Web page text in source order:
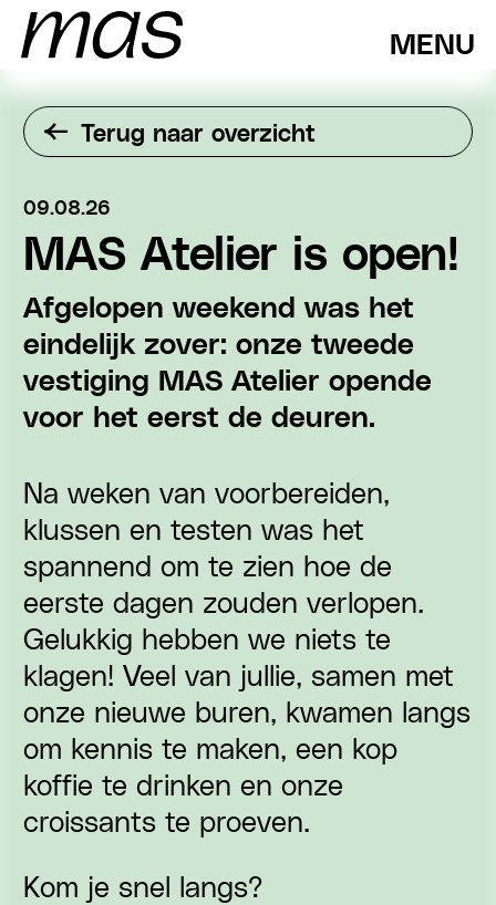
MENU
Terug naar overzicht
09.08.26
MAS Atelier is open!
Afgelopen weekend was het
eindelijk zover: onze tweede
vestiging MAS Atelier opende
voor het eerst de deuren.
Na weken van voorbereiden,
klussen en testen was het
spannend om te zien hoe de
eerste dagen zouden verlopen.
Gelukkig hebben we niets te
klagen! Veel van jullie, samen met
onze nieuwe buren, kwamen langs
om kennis te maken, een kop
koffie te drinken en onze
croissants te proeven.
Kom je snel langs?